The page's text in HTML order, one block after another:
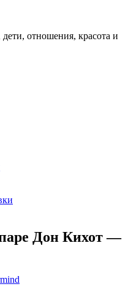
отношения, красота и
Дон Кихот —